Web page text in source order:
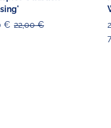
€ 22,00 €